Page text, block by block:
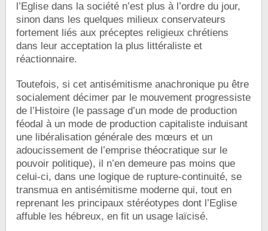
l’Eglise dans la société n’est plus à l’ordre du jour,
sinon dans les quelques milieux conservateurs
fortement liés aux préceptes religieux chrétiens
dans leur acceptation la plus littéraliste et
réactionnaire.
Toutefois, si cet antisémitisme anachronique pu être
socialement décimer par le mouvement progressiste
de l’Histoire (le passage d’un mode de production
féodal à un mode de production capitaliste induisant
une libéralisation générale des mœurs et un
adoucissement de l’emprise théocratique sur le
pouvoir politique), il n’en demeure pas moins que
celui-ci, dans une logique de rupture-continuité, se
transmua en antisémitisme moderne qui, tout en
reprenant les principaux stéréotypes dont l’Eglise
affuble les hébreux, en fit un usage laïcisé.